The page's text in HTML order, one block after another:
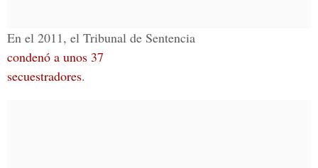
En el 2011, el Tribunal de Sentencia
condenó a unos 37
secuestradores.